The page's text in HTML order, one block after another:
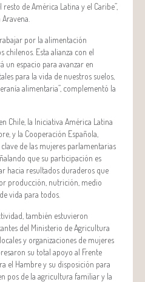
de América Latina y el Caribe”,
por la alimentación
chilenos. Esta alianza con el
un espacio para avanzar en
para la vida de nuestros suelos,
alimentaria”, complementó la
Chile, la Iniciativa América Latina
y la Cooperación Española,
de las mujeres parlamentarias
que su participación es
hacia resultados duraderos que
producción, nutrición, medio
vida para todos.
también estuvieron
del Ministerio de Agricultura
y organizaciones de mujeres
su total apoyo al Frente
el Hambre y su disposición para
pos de la agricultura familiar y la